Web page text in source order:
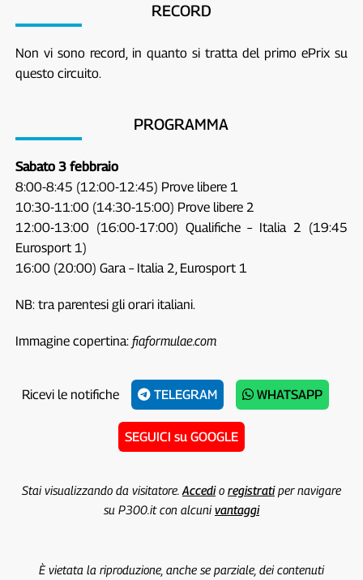
RECORD
Non vi sono record, in quanto si tratta del primo ePrix su
questo circuito.
PROGRAMMA
Sabato 3 febbraio
8:00-8:45 (12:00-12:45) Prove libere 1
10:30-11:00 (14:30-15:00) Prove libere 2
12:00-13:00 (16:00-17:00) Qualifiche – Italia 2 (19:45
Eurosport 1)
16:00 (20:00) Gara – Italia 2, Eurosport 1
NB: tra parentesi gli orari italiani.
Immagine copertina: fiaformulae.com
Ricevi le notifiche TELEGRAM WHATSAPP
SEGUICI su GOOGLE
Stai visualizzando da visitatore. Accedio registratiper navigare
su P300.it con alcunivantaggi
È vietata la riproduzione, anche se parziale, dei contenuti